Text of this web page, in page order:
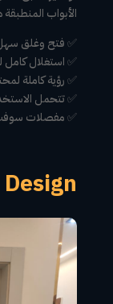
الأبواب
✅ فتح وغلق
✅ استغلال
✅ رؤية كاملة
✅ تتحمل
✅ مفصلات